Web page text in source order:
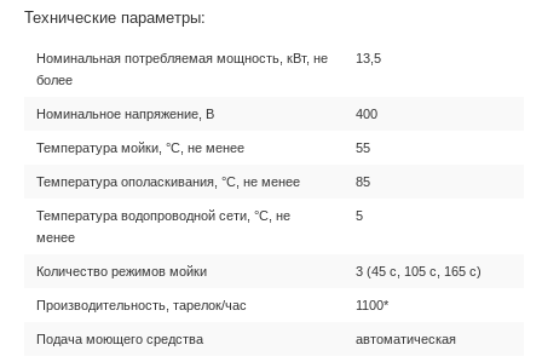
Технические параметры:
Номинальная потребляемая мощность, кВт, не
более
13,5
Номинальное напряжение, В 400
Температура мойки, °С, не менее 55
Температура ополаскивания, °С, не менее 85
Температура водопроводной сети, °С, не
менее
5
Количество режимов мойки 3 (45 с, 105 с, 165 с)
Производительность, тарелок/час 1100*
Подача моющего средства автоматическая